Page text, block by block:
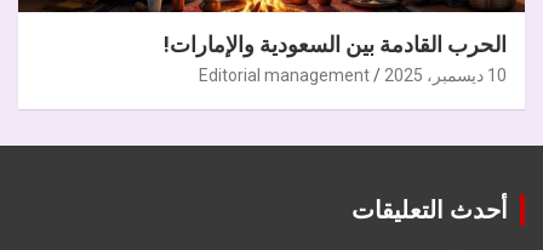
الحرب القادمة بين السعودية والإمارات!
10 ديسمبر، 2025 Editorial management
أحدث التعليقات